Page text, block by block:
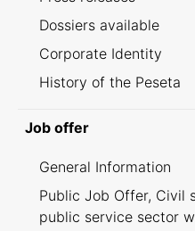
Dossiers available
Corporate Identity
History of the Peseta
Job offer
General Information
Public Job Offer, Civil
public service sector